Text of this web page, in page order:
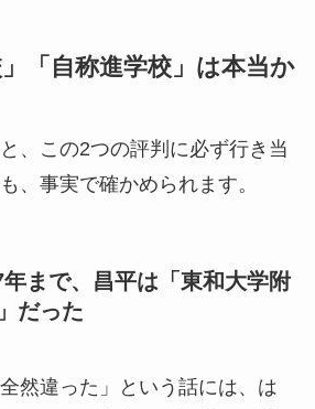
」「自称進学校」は本当か
、この2つの評判に必ず行き当
、事実で確かめられます。
まで、昌平は「東和大学附
だった
然違った」という話には、は